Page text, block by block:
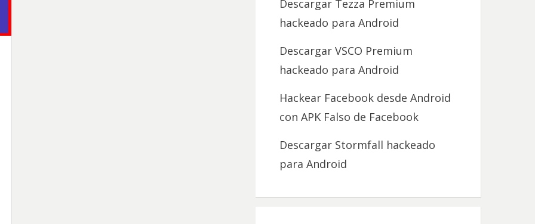
Descargar Tezza Premium
hackeado para Android
Descargar VSCO Premium
hackeado para Android
Hackear Facebook desde Android
con APK Falso de Facebook
Descargar Stormfall hackeado
para Android